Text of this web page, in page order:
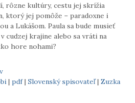
rôzne kultúry, cestu jej skrížia
ktorý jej pomôže – paradoxne i
a Lukášom. Paula sa bude musieť
cudzej krajine alebo sa vráti na
hore nohami?
| pdf| Slovenský spisovateľ| Zuzka